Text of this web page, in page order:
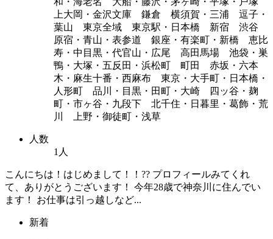
上大岡・金沢文庫 鎌倉 横須賀・三浦 逗子・
葉山 東京全域 東京駅・日本橋 新宿 渋谷
原宿・青山・表参道 銀座・有楽町・新橋 恵比
寿・中目黒・代官山・広尾 高田馬場 池袋・巣
鴨・大塚・五反田・浜松町 町田 赤坂・六本
木・麻生十番・西麻布 東京・大手町・日本橋・
人形町 品川・目黒・田町・大崎 四ッ谷・麹
町・市ヶ谷・九段下 北千住・日暮里・葛飾・荒
川 上野・御徒町・浅草
人数
1人
こんにちは！はじめまして！！?? プロフィールみてくれ
て、ありがとうございます！ 今年28歳で神奈川に住んでい
ます！ お仕事は引っ越しなど...
新着